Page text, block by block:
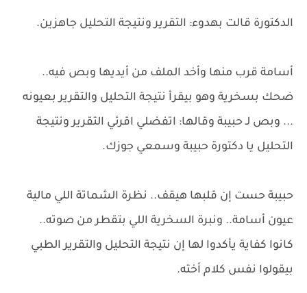
الدكتورة قالت بهدوء: التقرير ونتيجة التحليل جاهزين.
أسامة قرب منها وأخد الملف من أيديها وبص فيه..
ضحك بسخرية وهو بيقرأ نتيجة التحليل والتقرير بعيونه
... وبص لـ حبيبة وقالها: اتفضلي اقرئي التقرير ونتيجة
التحليل يا دكتورة حبيبة وسمعي جوزك.
حبيبة حست إن قلبها هيقف.. نظرة الشماتة اللي مالية
عيون أسامة.. ونبرة السخرية اللي بتقطر من صوته..
كانوا كفاية يأكدوا لها إن نتيجة التحليل والتقرير الطبي
بيقولوا نفس كلام أخته.